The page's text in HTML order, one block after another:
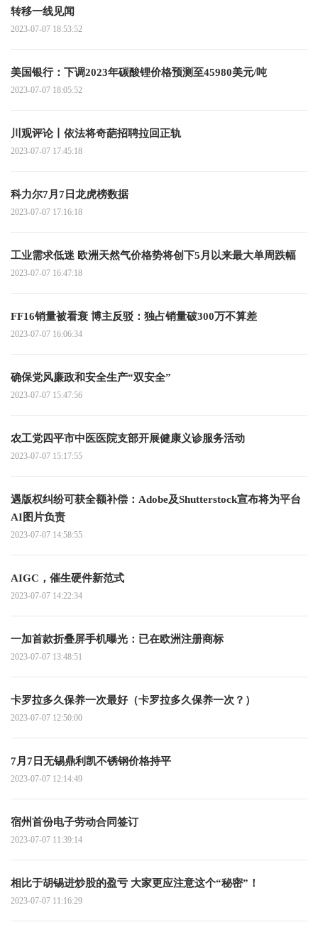
转移一线见闻
2023-07-07 18:53:52
美国银行：下调2023年碳酸锂价格预测至45980美元/吨
2023-07-07 18:05:52
川观评论丨依法将奇葩招聘拉回正轨
2023-07-07 17:45:18
科力尔7月7日龙虎榜数据
2023-07-07 17:16:18
工业需求低迷 欧洲天然气价格势将创下5月以来最大单周跌幅
2023-07-07 16:47:18
FF16销量被看衰 博主反驳：独占销量破300万不算差
2023-07-07 16:06:34
确保党风廉政和安全生产“双安全”
2023-07-07 15:47:56
农工党四平市中医医院支部开展健康义诊服务活动
2023-07-07 15:17:55
遇版权纠纷可获全额补偿：Adobe及Shutterstock宣布将为平台
AI图片负责
2023-07-07 14:58:55
AIGC，催生硬件新范式
2023-07-07 14:22:34
一加首款折叠屏手机曝光：已在欧洲注册商标
2023-07-07 13:48:51
卡罗拉多久保养一次最好（卡罗拉多久保养一次？）
2023-07-07 12:50:00
7月7日无锡鼎利凯不锈钢价格持平
2023-07-07 12:14:49
宿州首份电子劳动合同签订
2023-07-07 11:39:14
相比于胡锡进炒股的盈亏 大家更应注意这个“秘密”！
2023-07-07 11:16:29